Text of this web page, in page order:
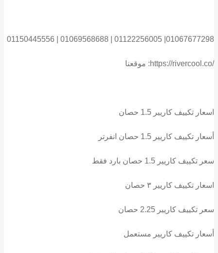
01150445556 | 01069568688 | 01122256005 |01067677298
موقعنا :https://rivercool.co/
اسعار تكييف كاريير 1.5 حصان
أسعار تكييف كاريير 1.5 حصان انفرتر
سعر تكييف كاريير 1.5 حصان بارد فقط
اسعار تكييف كاريير ٣ حصان
سعر تكييف كاريير 2.25 حصان
أسعار تكييف كاريير مستعمل